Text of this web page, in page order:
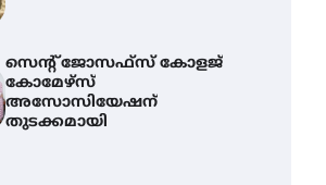
സെന്റ് ജോസഫ്സ് കോളജ്
കോമേഴ്‌സ്
അസോസിയേഷന്
തുടക്കമായി